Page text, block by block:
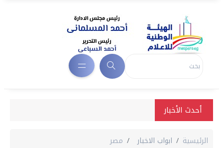
أحدث الأخبار
الرئيسية ابواب الاخبار مصر